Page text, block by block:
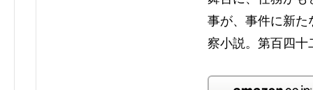
事が、事件に新た
察小説。第百四十